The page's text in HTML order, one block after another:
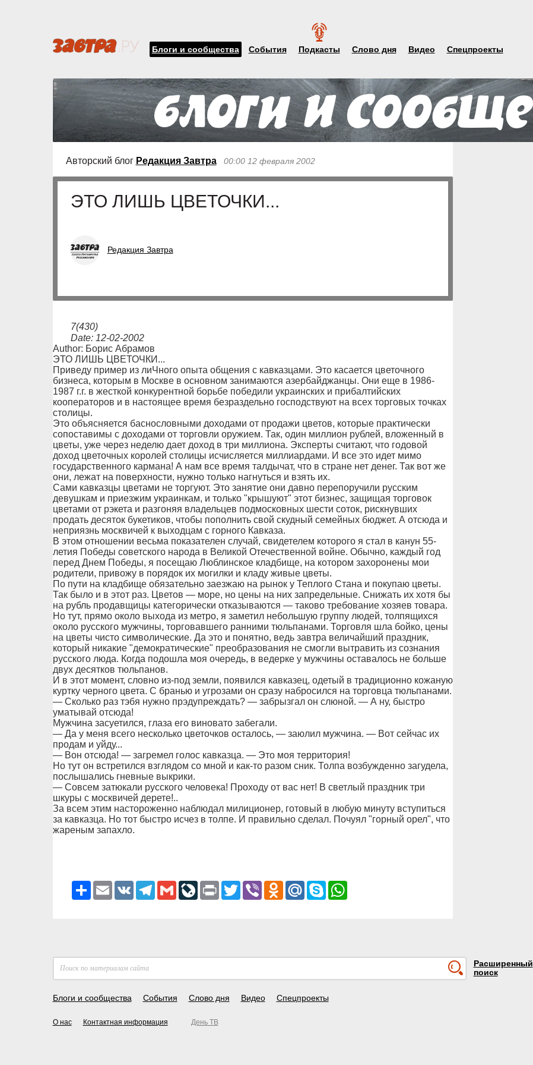
Блоги и сообщества События Подкасты Слово дня Видео Спецпроекты
Авторский блог Редакция Завтра 00:00 12 февраля 2002
ЭТО ЛИШЬ ЦВЕТОЧКИ...
Редакция Завтра
7(430)
Date: 12-02-2002
Author: Борис Абрамов
ЭТО ЛИШЬ ЦВЕТОЧКИ...
Приведу пример из лиЧного опыта общения с кавказцами. Это касается цветочного
бизнеса, которым в Москве в основном занимаются азербайджанцы. Они еще в 1986-
1987 г.г. в жесткой конкурентной борьбе победили украинских и прибалтийских
кооператоров и в настоящее время безраздельно господствуют на всех торговых точках
столицы.
Это объясняется баснословными доходами от продажи цветов, которые практически
сопоставимы с доходами от торговли оружием. Так, один миллион рублей, вложенный в
цветы, уже через неделю дает доход в три миллиона. Эксперты считают, что годовой
доход цветочных королей столицы исчисляется миллиардами. И все это идет мимо
государственного кармана! А нам все время талдычат, что в стране нет денег. Так вот же
они, лежат на поверхности, нужно только нагнуться и взять их.
Сами кавказцы цветами не торгуют. Это занятие они давно перепоручили русским
девушкам и приезжим украинкам, и только "крышуют" этот бизнес, защищая торговок
цветами от рэкета и разгоняя владельцев подмосковных шести соток, рискнувших
продать десяток букетиков, чтобы пополнить свой скудный семейных бюджет. А отсюда и
неприязнь москвичей к выходцам с горного Кавказа.
В этом отношении весьма показателен случай, свидетелем которого я стал в канун 55-
летия Победы советского народа в Великой Отечественной войне. Обычно, каждый год
перед Днем Победы, я посещаю Люблинское кладбище, на котором захоронены мои
родители, привожу в порядок их могилки и кладу живые цветы.
По пути на кладбище обязательно заезжаю на рынок у Теплого Стана и покупаю цветы.
Так было и в этот раз. Цветов — море, но цены на них запредельные. Снижать их хотя бы
на рубль продавщицы категорически отказываются — таково требование хозяев товара.
Но тут, прямо около выхода из метро, я заметил небольшую группу людей, толпящихся
около русского мужчины, торговавшего ранними тюльпанами. Торговля шла бойко, цены
на цветы чисто символические. Да это и понятно, ведь завтра величайший праздник,
который никакие "демократические" преобразования не смогли вытравить из сознания
русского люда. Когда подошла моя очередь, в ведерке у мужчины оставалось не больше
двух десятков тюльпанов.
И в этот момент, словно из-под земли, появился кавказец, одетый в традиционно кожаную
куртку черного цвета. С бранью и угрозами он сразу набросился на торговца тюльпанами.
— Сколько раз тэбя нужно прэдупреждать? — забрызгал он слюной. — А ну, быстро
уматывай отсюда!
Мужчина засуетился, глаза его виновато забегали.
— Да у меня всего несколько цветочков осталось, — заюлил мужчина. — Вот сейчас их
продам и уйду...
— Вон отсюда! — загремел голос кавказца. — Это моя территория!
Но тут он встретился взглядом со мной и как-то разом сник. Толпа возбужденно загудела,
послышались гневные выкрики.
— Совсем затюкали русского человека! Проходу от вас нет! В светлый праздник три
шкуры с москвичей дерете!..
За всем этим настороженно наблюдал милиционер, готовый в любую минуту вступиться
за кавказца. Но тот быстро исчез в толпе. И правильно сделал. Почуял "горный орел", что
жареным запахло.
РесурсEmail VK Telegram
GmailLiveJournal
Print TwitterViber Odnoklassniki
Mail.RuSkypeWhatsApp
Расширенный
поиск
Блоги и сообщества События Слово дня Видео Спецпроекты
О нас Контактная информация День ТВ